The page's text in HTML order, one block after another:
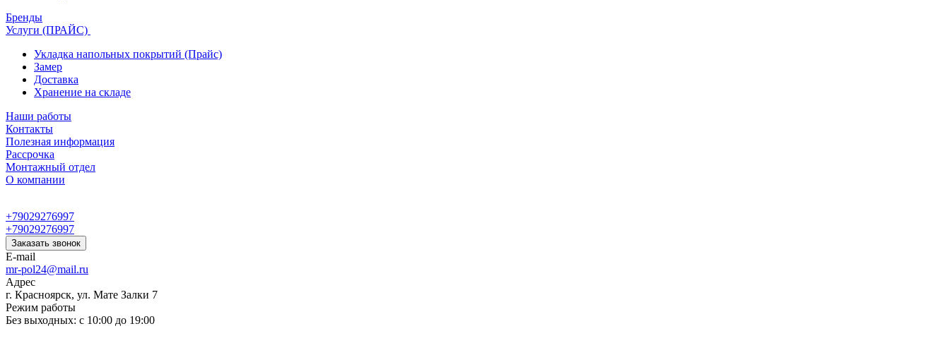
Бренды
Услуги (ПРАЙС)
Укладка напольных покрытий (Прайс)
Замер
Доставка
Хранение на складе
Наши работы
Контакты
Полезная информация
Рассрочка
Монтажный отдел
О компании
+79029276997
+79029276997
Заказать звонок
E-mail
mr-pol24@mail.ru
Адрес
г. Красноярск, ул. Мате Залки 7
Режим работы
Без выходных: с 10:00 до 19:00